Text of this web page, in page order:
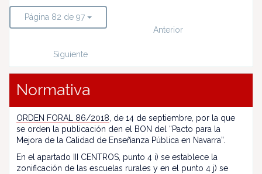
Página 82 de 97
Anterior
Siguiente
Normativa
ORDEN FORAL 86/2018 , de 14 de septiembre, por la que
se orden la publicación den el BON del “Pacto para la
Mejora de la Calidad de Enseñanza Pública en Navarra”.
En el apartado III CENTROS, punto 4 i) se establece la
zonificación de las escuelas rurales y en el punto 4 j) se